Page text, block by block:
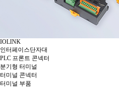
IOLINK
인터페이스단자대
PLC 프론트 콘넥터
분기형 터미널
터미널 콘넥터
터미널 부품